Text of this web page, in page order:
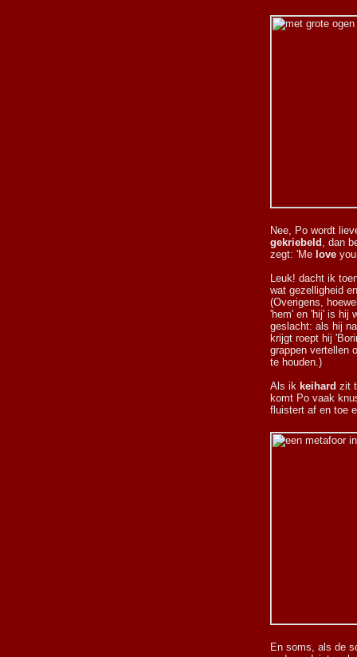
Nee, Po wordt
gekriebeld , dan
zegt: 'Me love
Leuk! dacht ik
wat gezelligheid
(Overigens,
'hem' en 'hij' is hij
geslacht: als hij
krijgt roept hij
grappen vertellen
te houden.)
Als ik keihard zit
komt Po vaak
fluistert af en toe
En soms, als de